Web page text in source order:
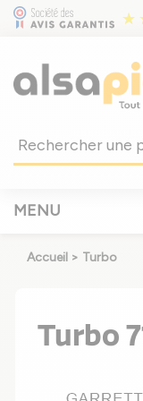
MENU
Accueil > Turbo
Turbo